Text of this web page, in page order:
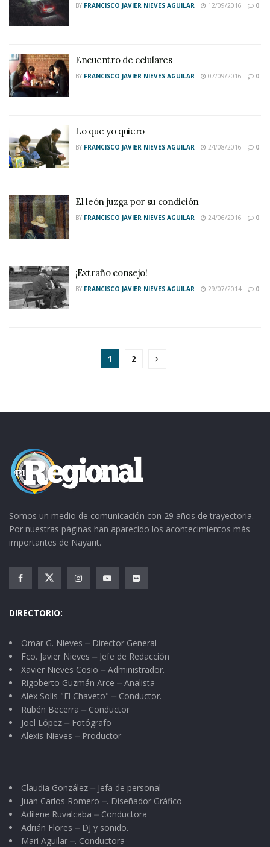
BY FRANCISCO JAVIER NIEVES AGUILAR 12/09/2016 0
Encuentro de celulares
BY FRANCISCO JAVIER NIEVES AGUILAR 07/09/2016 0
Lo que yo quiero
BY FRANCISCO JAVIER NIEVES AGUILAR 24/08/2016 0
El león juzga por su condición
BY FRANCISCO JAVIER NIEVES AGUILAR 24/06/2016 0
¡Extraño consejo!
BY FRANCISCO JAVIER NIEVES AGUILAR 29/07/2014 0
1 2
Somos un medio de comunicación con 29 años de trayectoria.
Por nuestras páginas han aparecido los acontecimientos más
importantes de Nayarit.
DIRECTORIO:
Omar G. Nieves ⏤ Director General
Fco. Javier Nieves ⏤ Jefe de Redacción
Xavier Nieves Cosio ⏤ Administrador.
Rigoberto Guzmán Arce ⏤ Analista
Alex Solis "El Chaveto" ⏤ Conductor.
Rubén Becerra ⏤ Conductor
Joel López ⏤ Fotógrafo
Alexis Nieves ⏤ Productor
Claudia González ⏤ Jefa de personal
Juan Carlos Romero ⏤. Diseñador Gráfico
Adilene Ruvalcaba ⏤ Conductora
Adrián Flores ⏤ DJ y sonido.
Mari Aguilar ⏤. Conductora